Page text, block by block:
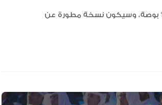
كما ستطلق “مايكروسوفت” أيضا حاسبا محمولا صغيرا مجهزا بشاشة بمقاس 11 بوصة، وسيكون نسخة مطورة عن
البرتغال ويحل وصيفا في المجر